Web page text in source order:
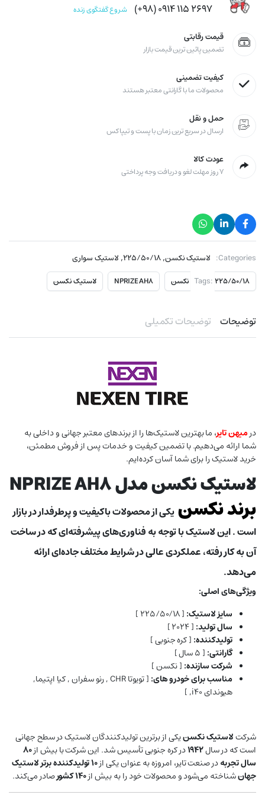
۲۶۹۷ ۱۱۵ ۰۹۱۴ (۹۸+) شروع گفتگوی زنده
قیمت رقابتی
تضمین پائین ترین قیمت بازار
کیفیت تضمینی
محصولات ما با گارانتی معتبر هستند
حمل و نقل
ارسال در سریع ترین زمان با پست و تیپاکس
عودت کالا
۷ روز مهلت لغو و دریافت وجه پرداختی
Categories: لاستیک نکسن,۲۲۵/۵۰/۱۸, لاستیک سواری
Tags: ۲۲۵/۵۰/۱۸ نکسن NPRIZE AH8 لاستیک نکسن
توضیحات توضیحات تکمیلی
درمیهن تایر، ما بهترین لاستیک‌ها را از برندهای معتبر جهانی و داخلی به
شما ارائه می‌دهیم. با تضمین کیفیت و خدمات پس از فروش مطمئن،
خرید لاستیک را برای شما آسان کرده‌ایم.
لاستیک نکسن مدل NPRIZE AH8
برند نکسن یکی از محصولات باکیفیت و پرطرفدار در بازار
است . این لاستیک با توجه به فناوری‌های پیشرفته‌ای که در ساخت
آن به کار رفته، عملکردی عالی در شرایط مختلف جاده‌ای ارائه
می‌دهد.
ویژگی‌های اصلی:
سایز لاستیک: [ ۲۲۵/۵۰/۱۸ ]
سال تولید: [ ۲۰۲۴ ]
تولیدکننده: [ کره جنوبی ]
گارانتی: [ ۵ سال ]
شرکت سازنده: [ نکسن ]
مناسب برای خودرو های:
[ تویوتا CHR , رنو سفران , کیا اپتیما,
هیوندای i40, ]
شرکتلاستیک نکسنیکی از برترین تولیدکنندگان لاستیک در سطح جهانی
است که در سال۱۹۴۲در کره جنوبی تأسیس شد. این شرکت با بیش از۸۰
سال تجربهدر صنعت تایر، امروزه به عنوان یکی از ۱۰ تولیدکننده برتر لاستیک
جهانشناخته می‌شود و محصولات خود را به بیش از۱۴۰ کشور صادر می‌کند.